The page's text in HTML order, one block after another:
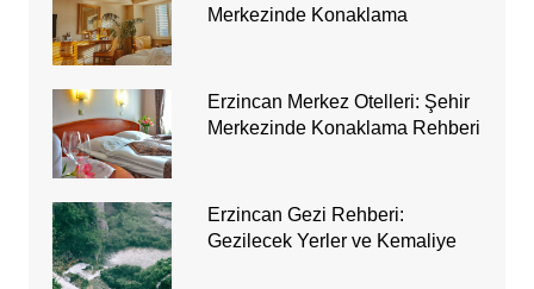
Merkezinde Konaklama
Erzincan Merkez Otelleri: Şehir
Merkezinde Konaklama Rehberi
Erzincan Gezi Rehberi:
Gezilecek Yerler ve Kemaliye